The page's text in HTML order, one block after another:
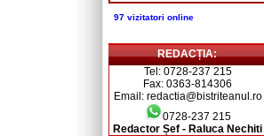
97 vizitatori online
REDACȚIA:
Tel: 0728-237 215
Fax: 0363-814306
Email: redactia@bistriteanul.ro
0728-237 215
Redactor Șef - Raluca Nechiti